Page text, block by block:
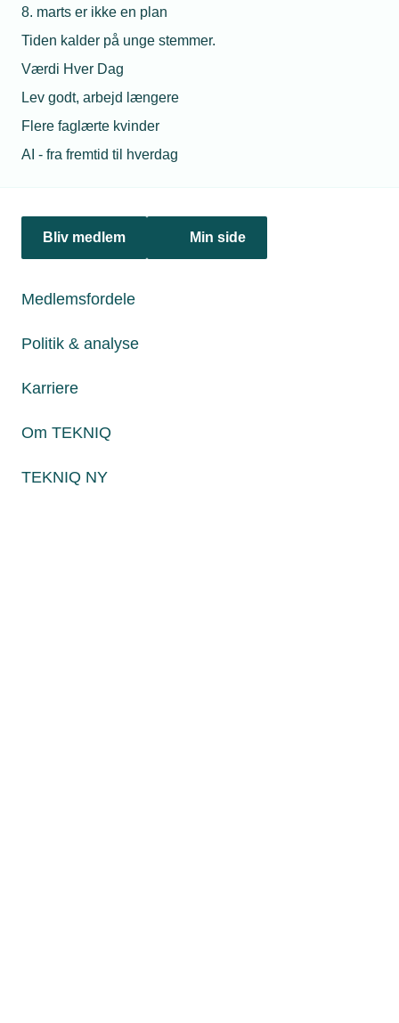
8. marts er ikke en plan
Tiden kalder på unge stemmer.
Værdi Hver Dag
Lev godt, arbejd længere
Flere faglærte kvinder
AI - fra fremtid til hverdag
Bliv medlem Min side
Medlemsfordele
Politik & analyse
Karriere
Om TEKNIQ
TEKNIQ NY
Politik & analyse
jura@tekniq.dk
tekniq@tekniq.dk
Fredag fra kl. 8:00 til 15:00
Paul Bergsøes Vej 6, 2600 Glostrup